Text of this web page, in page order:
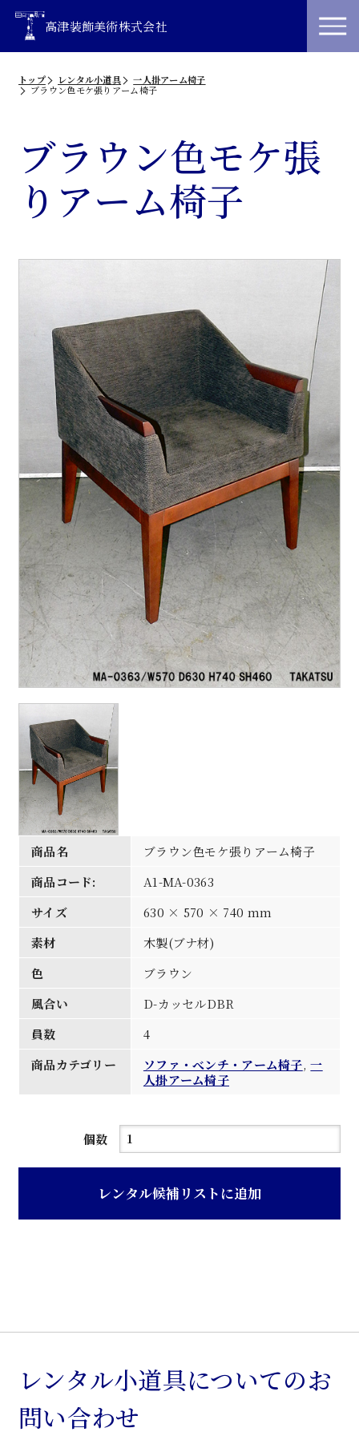
高津装飾美術株式会社
トップ レンタル小道具
一人掛アーム椅子
ブラウン色モケ張りアーム椅子
ブラウン色モケ張
りアーム椅子
商品名
ブラウン色モケ張りアーム椅子
商品コード:
A1-MA-0363
サイズ
630 × 570 × 740 mm
素材
木製(ブナ材)
色
ブラウン
風合い
D-カッセルDBR
員数
4
商品カテゴリー
ソファ・べンチ・アーム椅子,一
人掛アーム椅子
個数
ブ
ン
ー
ム
椅
レンタル候補リストに追加
レンタル小道具についてのお
問い合わせ